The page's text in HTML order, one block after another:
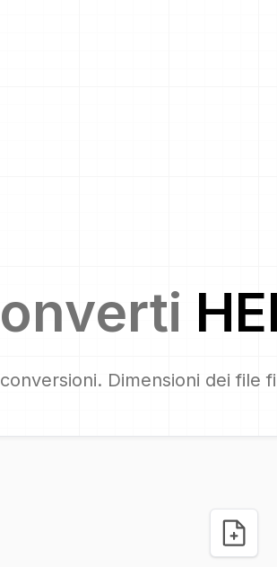
conversioni. Dimensioni dei file